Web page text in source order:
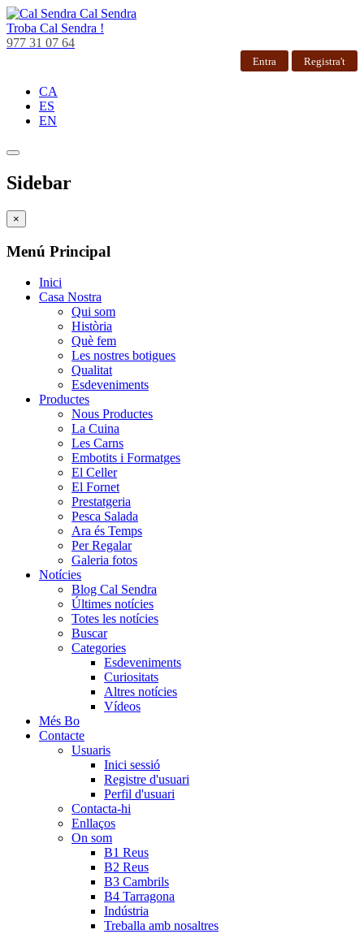
Cal Sendra
Troba Cal Sendra !
977 31 07 64
Entra Registra't
CA
ES
EN
Sidebar
×
Menú Principal
Inici
Casa Nostra
Qui som
Història
Què fem
Les nostres botigues
Qualitat
Esdeveniments
Productes
Nous Productes
La Cuina
Les Carns
Embotits i Formatges
El Celler
El Fornet
Prestatgeria
Pesca Salada
Ara és Temps
Per Regalar
Galeria fotos
Notícies
Blog Cal Sendra
Últimes notícies
Totes les notícies
Buscar
Categories
Esdeveniments
Curiositats
Altres notícies
Vídeos
Més Bo
Contacte
Usuaris
Inici sessió
Registre d'usuari
Perfil d'usuari
Contacta-hi
Enllaços
On som
B1 Reus
B2 Reus
B3 Cambrils
B4 Tarragona
Indústria
Treballa amb nosaltres